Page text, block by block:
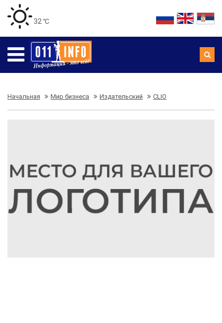
32 ℃
Начальная Мир бизнеса Издательский CLIO